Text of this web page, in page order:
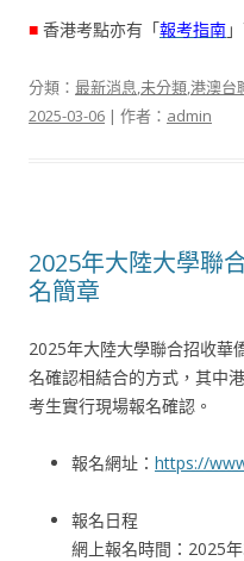
■ 香港考點亦有「報考指南
分類： 最新消息,未分類,港澳台
2025-03-06 | 作者： admin
2025年大陸大學聯
名簡章
2025年大陸大學聯合招收華
名確認相結合的方式，其中
考生實行現場報名確認。
報名網址： https://
報名日程
網上報名時間：2025